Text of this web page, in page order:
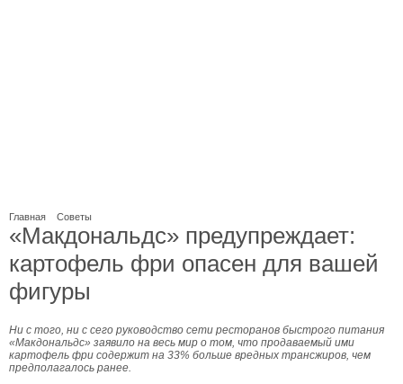
Главная Советы
«Макдональдс» предупреждает:
картофель фри опасен для вашей
фигуры
Ни с того, ни с сего руководство сети ресторанов быстрого питания
«Макдональдс» заявило на весь мир о том, что продаваемый ими
картофель фри содержит на 33% больше вредных трансжиров, чем
предполагалось ранее.